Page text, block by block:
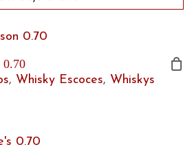
0.70
, Whisky Escoces, Whiskys